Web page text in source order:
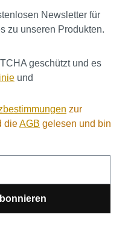
Newsletter für
zu unseren Produkten.
geschützt und es
und
zur
dieAGB gelesen und bin